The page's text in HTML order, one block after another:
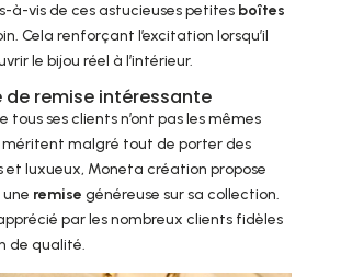
à-vis de ces astucieuses petites boîtes
Cela renforçant l’excitation lorsqu’il
le bijou réel à l’intérieur.
de remise intéressante
tous ses clients n’ont pas les mêmes
malgré tout de porter des
et luxueux, Moneta création propose
remise généreuse sur sa collection.
par les nombreux clients fidèles
de qualité.